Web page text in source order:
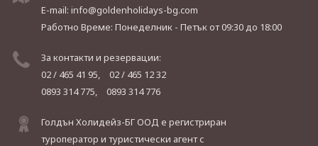
E-mail: info@goldenholidays-bg.com
Работно Време: Понеделник - Петъкот 09:30 до 18:00
За контакти и резервации:
02 / 465 41 95,
02 / 465 12 32
0893 314 775,
0893 314 776
Голдън Холидейз-БГ ООД е регистриран
туроператор и туристически агент с